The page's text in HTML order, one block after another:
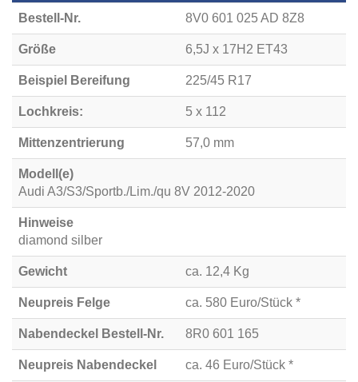
Bestell-Nr. 8V0 601 025 AD 8Z8
Größe 6,5J x 17H2 ET43
Beispiel Bereifung 225/45 R17
Lochkreis: 5 x 112
Mittenzentrierung 57,0 mm
Modell(e)
Audi A3/S3/Sportb./Lim./qu 8V 2012-2020
Hinweise
diamond silber
Gewicht ca. 12,4 Kg
Neupreis Felge ca. 580 Euro/Stück *
Nabendeckel Bestell-Nr. 8R0 601 165
Neupreis Nabendeckel ca. 46 Euro/Stück *